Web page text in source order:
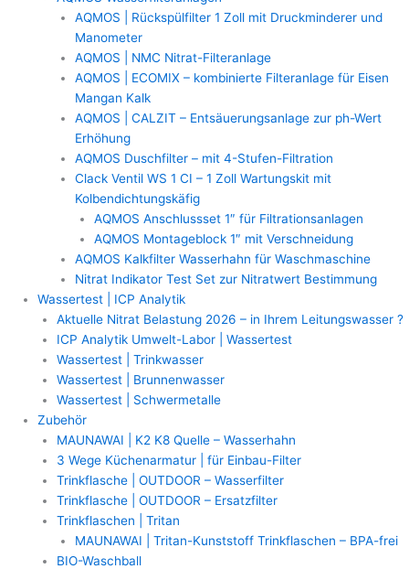
AQMOS | Rückspülfilter 1 Zoll mit Druckminderer und
Manometer
AQMOS | NMC Nitrat-Filteranlage
AQMOS | ECOMIX – kombinierte Filteranlage für Eisen
Mangan Kalk
AQMOS | CALZIT – Entsäuerungsanlage zur ph-Wert
Erhöhung
AQMOS Duschfilter – mit 4-Stufen-Filtration
Clack Ventil WS 1 CI – 1 Zoll Wartungskit mit
Kolbendichtungskäfig
AQMOS Anschlussset 1″ für Filtrationsanlagen
AQMOS Montageblock 1″ mit Verschneidung
AQMOS Kalkfilter Wasserhahn für Waschmaschine
Nitrat Indikator Test Set zur Nitratwert Bestimmung
Wassertest | ICP Analytik
Aktuelle Nitrat Belastung 2026 – in Ihrem Leitungswasser ?
ICP Analytik Umwelt-Labor | Wassertest
Wassertest | Trinkwasser
Wassertest | Brunnenwasser
Wassertest | Schwermetalle
Zubehör
MAUNAWAI | K2 K8 Quelle – Wasserhahn
3 Wege Küchenarmatur | für Einbau-Filter
Trinkflasche | OUTDOOR – Wasserfilter
Trinkflasche | OUTDOOR – Ersatzfilter
Trinkflaschen | Tritan
MAUNAWAI | Tritan-Kunststoff Trinkflaschen – BPA-frei
BIO-Waschball